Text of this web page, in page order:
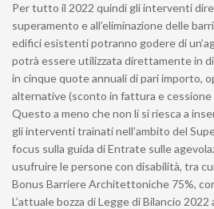
Per tutto il 2022 quindi gli interventi
superamento e all’eliminazione delle
edifici esistenti potranno godere di
potrà essere utilizzata direttamente in
in cinque quote annuali di pari importo,
alternative (sconto in fattura e cessione
Questo a meno che non li si riesca a
gli interventi trainati nell’ambito del
focus sulla guida di Entrate sulle
usufruire le persone con disabilità, tra
Bonus Barriere Architettoniche 75%,
L’attuale bozza di Legge di Bilancio